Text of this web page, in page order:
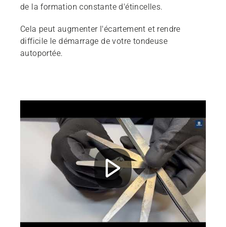
de la formation constante d'étincelles.
Cela peut augmenter l'écartement et rendre
difficile le démarrage de votre tondeuse
autoportée.